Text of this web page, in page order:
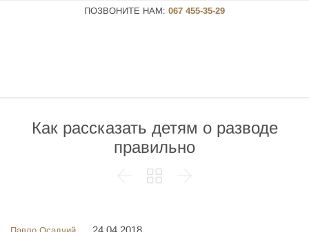
ПОЗВОНИТЕ НАМ: 067 455-35-29
Как рассказать детям о разводе
правильно
  
24.04.2018